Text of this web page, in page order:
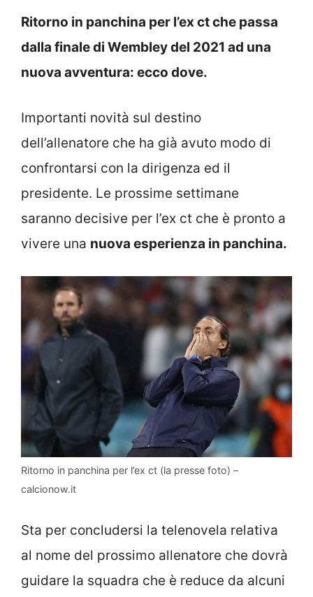
Ritorno in panchina per l’ex ct che passa
dalla finale di Wembley del 2021 ad una
nuova avventura: ecco dove.
Importanti novità sul destino
dell’allenatore che ha già avuto modo di
confrontarsi con la dirigenza ed il
presidente. Le prossime settimane
saranno decisive per l’ex ct che è pronto a
vivere una nuova esperienza in panchina.
Ritorno in panchina per l’ex ct (la presse foto) –
calcionow.it
Sta per concludersi la telenovela relativa
al nome del prossimo allenatore che dovrà
guidare la squadra che è reduce da alcuni